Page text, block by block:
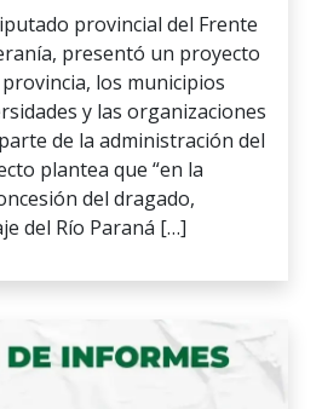
provincial del Frente
presentó un proyecto
los municipios
y las organizaciones
de la administración del
plantea que “en la
del dragado,
del Río Paraná […]